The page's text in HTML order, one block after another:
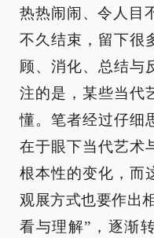
热热闹闹、令人目
不久结束，留下很
顾、消化、总结与
注的是，某些当代
懂。笔者经过仔细
在于眼下当代艺术
根本性的变化，而
观展方式也要作出
看与理解”，逐渐